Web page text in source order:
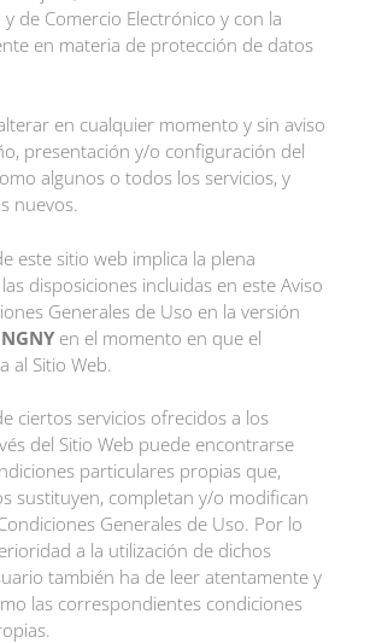
de Comercio Electrónico y con la
en materia de protección de datos
en cualquier momento y sin aviso
presentación y/o configuración del
algunos o todos los servicios, y
nuevos.
este sitio web implica la plena
disposiciones incluidas en este Aviso
Generales de Uso en la versión
NGNY en el momento en que el
al Sitio Web.
ciertos servicios ofrecidos a los
del Sitio Web puede encontrarse
particulares propias que,
sustituyen, completan y/o modifican
Generales de Uso. Por lo
a la utilización de dichos
también ha de leer atentamente y
las correspondientes condiciones